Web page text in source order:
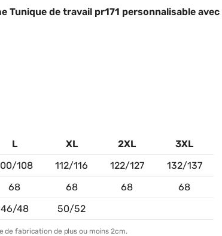
Tunique de travail pr171 personnalisable avec
L XL 2XL
3XL
108 112/116 122/127
132/137
68 68 68
68
46/48 50/52
de fabrication de plus ou moins 2cm.